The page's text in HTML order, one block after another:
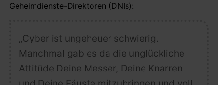
Geheimdienste-Direktoren (DNIs):
„Cyber ist ungeheuer schwierig.
Manchmal gab es da die unglückliche
Attitüde Deine Messer, Deine Knarren